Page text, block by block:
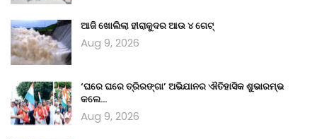
ଆଜି ଖୋଲିଲା ହୀରାକୁଦର ଆଉ ୪ ଗେଟ୍
Aug 9, 2026
‘ଘରେ ଘରେ ତ୍ରିରଙ୍ଗା’ ଅଭିଯାନର ଐତିହାସିକ ଶୁଭାରମ୍ଭ
କଲେ…
Aug 9, 2026